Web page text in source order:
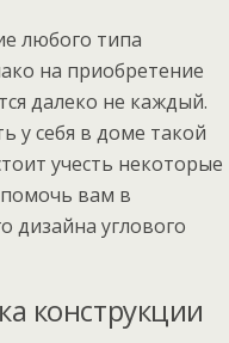
любого типа
на приобретение
далеко не каждый.
у себя в доме такой
учесть некоторые
вам в
дизайна углового
конструкции